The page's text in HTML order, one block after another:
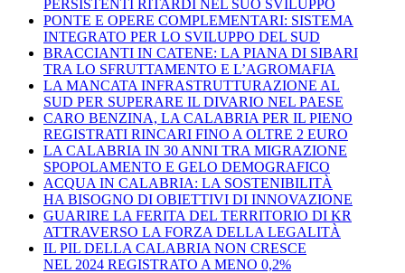
PERSISTENTI RITARDI NEL SUO SVILUPPO
PONTE E OPERE COMPLEMENTARI: SISTEMA
INTEGRATO PER LO SVILUPPO DEL SUD
BRACCIANTI IN CATENE: LA PIANA DI SIBARI
TRA LO SFRUTTAMENTO E L’AGROMAFIA
LA MANCATA INFRASTRUTTURAZIONE AL
SUD PER SUPERARE IL DIVARIO NEL PAESE
CARO BENZINA, LA CALABRIA PER IL PIENO
REGISTRATI RINCARI FINO A OLTRE 2 EURO
LA CALABRIA IN 30 ANNI TRA MIGRAZIONE
SPOPOLAMENTO E GELO DEMOGRAFICO
ACQUA IN CALABRIA: LA SOSTENIBILITÀ
HA BISOGNO DI OBIETTIVI DI INNOVAZIONE
GUARIRE LA FERITA DEL TERRITORIO DI KR
ATTRAVERSO LA FORZA DELLA LEGALITÀ
IL PIL DELLA CALABRIA NON CRESCE
NEL 2024 REGISTRATO A MENO 0,2%